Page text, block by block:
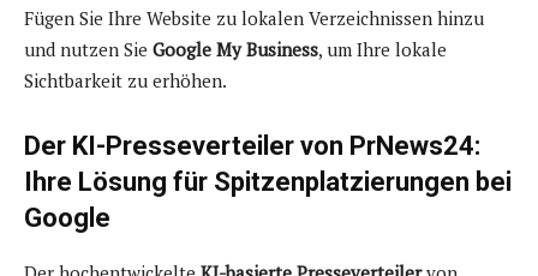
Fügen Sie Ihre Website zu lokalen Verzeichnissen hinzu
und nutzen Sie Google My Business, um Ihre lokale
Sichtbarkeit zu erhöhen.
Der KI-Presseverteiler von PrNews24:
Ihre Lösung für Spitzenplatzierungen bei
Google